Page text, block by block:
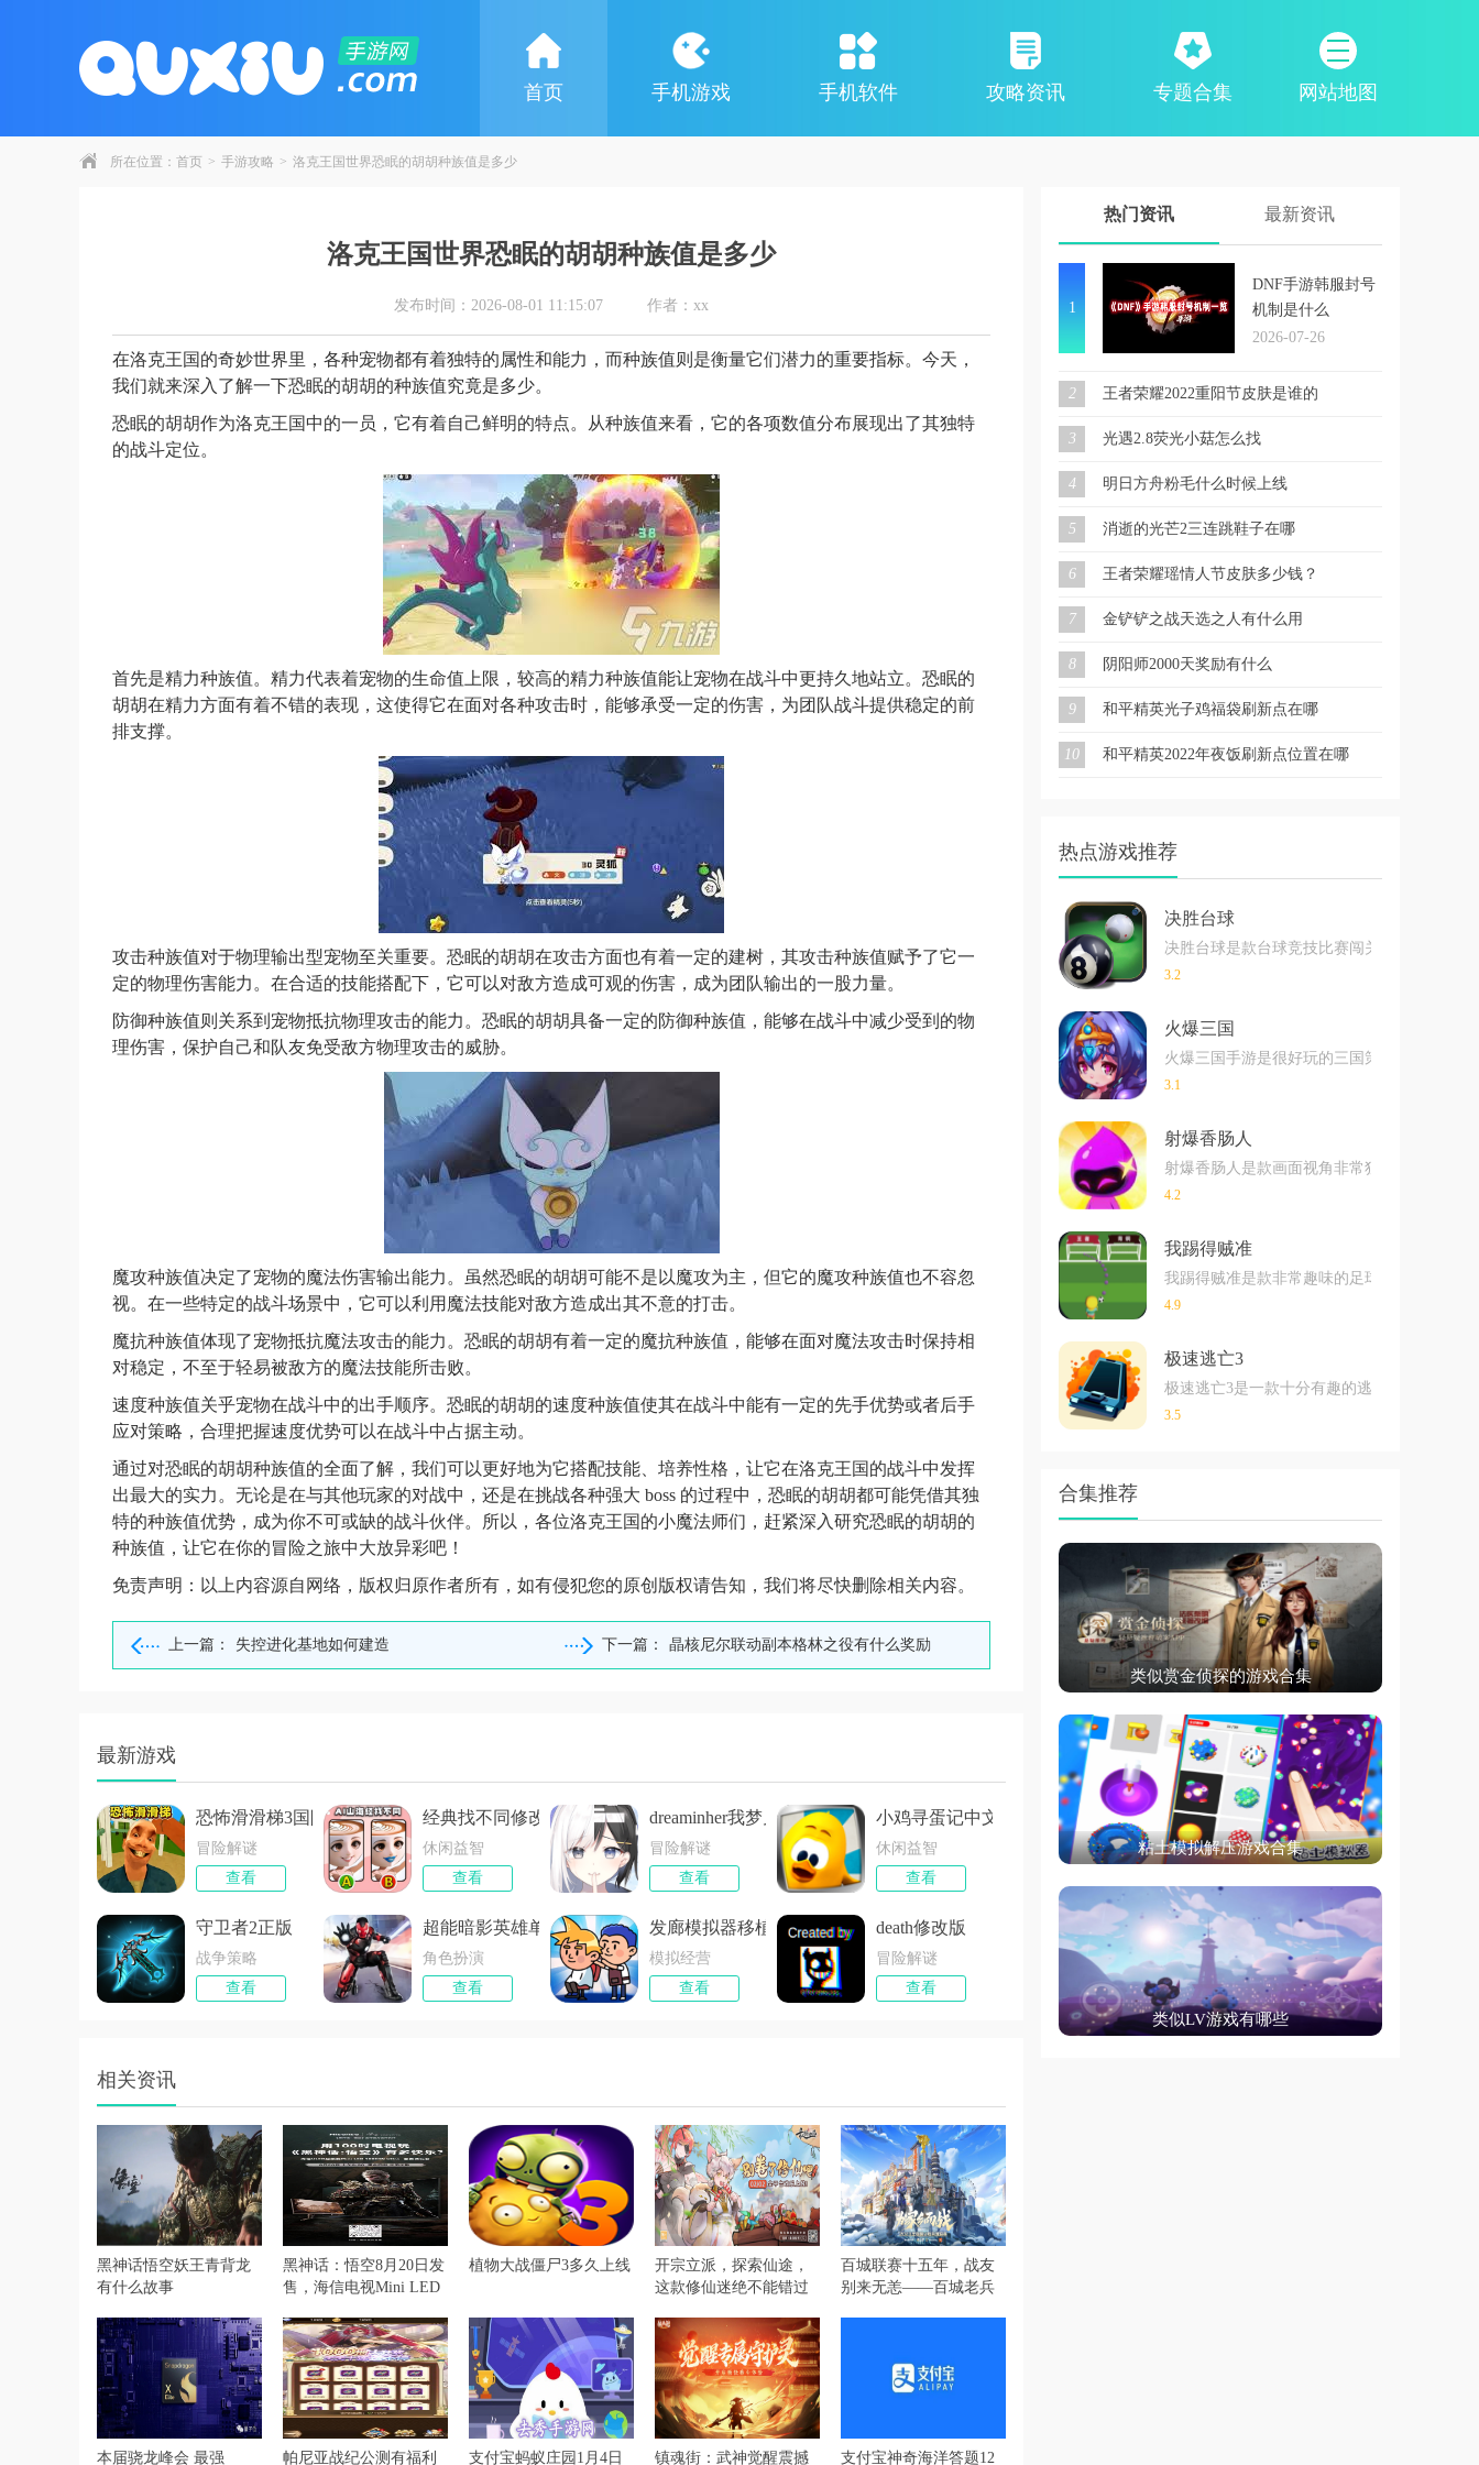
网站地图
首页 手机游戏 手机软件 攻略资讯 专题合集
所在位置： 首页 > 手游攻略 > 洛克王国世界恐眠的胡胡种族值是多少
洛克王国世界恐眠的胡胡种族值是多少
发布时间：2026-08-01 11:15:07 作者：xx
在洛克王国的奇妙世界里，各种宠物都有着独特的属性和能力，而种族值则是衡量它们潜力的重要指标。今天，
我们就来深入了解一下恐眠的胡胡的种族值究竟是多少。
恐眠的胡胡作为洛克王国中的一员，它有着自己鲜明的特点。从种族值来看，它的各项数值分布展现出了其独特
的战斗定位。
首先是精力种族值。精力代表着宠物的生命值上限，较高的精力种族值能让宠物在战斗中更持久地站立。恐眠的
胡胡在精力方面有着不错的表现，这使得它在面对各种攻击时，能够承受一定的伤害，为团队战斗提供稳定的前
排支撑。
攻击种族值对于物理输出型宠物至关重要。恐眠的胡胡在攻击方面也有着一定的建树，其攻击种族值赋予了它一
定的物理伤害能力。在合适的技能搭配下，它可以对敌方造成可观的伤害，成为团队输出的一股力量。
防御种族值则关系到宠物抵抗物理攻击的能力。恐眠的胡胡具备一定的防御种族值，能够在战斗中减少受到的物
理伤害，保护自己和队友免受敌方物理攻击的威胁。
魔攻种族值决定了宠物的魔法伤害输出能力。虽然恐眠的胡胡可能不是以魔攻为主，但它的魔攻种族值也不容忽
视。在一些特定的战斗场景中，它可以利用魔法技能对敌方造成出其不意的打击。
魔抗种族值体现了宠物抵抗魔法攻击的能力。恐眠的胡胡有着一定的魔抗种族值，能够在面对魔法攻击时保持相
对稳定，不至于轻易被敌方的魔法技能所击败。
速度种族值关乎宠物在战斗中的出手顺序。恐眠的胡胡的速度种族值使其在战斗中能有一定的先手优势或者后手
应对策略，合理把握速度优势可以在战斗中占据主动。
通过对恐眠的胡胡种族值的全面了解，我们可以更好地为它搭配技能、培养性格，让它在洛克王国的战斗中发挥
出最大的实力。无论是在与其他玩家的对战中，还是在挑战各种强大 boss 的过程中，恐眠的胡胡都可能凭借其独
特的种族值优势，成为你不可或缺的战斗伙伴。所以，各位洛克王国的小魔法师们，赶紧深入研究恐眠的胡胡的
种族值，让它在你的冒险之旅中大放异彩吧！
免责声明：以上内容源自网络，版权归原作者所有，如有侵犯您的原创版权请告知，我们将尽快删除相关内容。
上一篇： 失控进化基地如何建造 下一篇： 晶核尼尔联动副本格林之役有什么奖励
最新游戏
恐怖滑滑梯3国际版
冒险解谜
查看
经典找不同修改版
休闲益智
查看
dreaminher我梦见了她离线版
冒险解谜
查看
小鸡寻蛋记中文版
休闲益智
查看
守卫者2正版
战争策略
查看
超能暗影英雄单机版
角色扮演
查看
发廊模拟器移植版
模拟经营
查看
death修改版
冒险解谜
查看
相关资讯
黑神话悟空妖王青背龙
有什么故事
黑神话：悟空8月20日发
售，海信电视Mini LED
植物大战僵尸3多久上线
开宗立派，探索仙途，
这款修仙迷绝不能错过
百城联赛十五年，战友
别来无恙——百城老兵
本届骁龙峰会 最强 帕尼亚战纪公测有福利 支付宝蚂蚁庄园1月4日 镇魂街：武神觉醒震撼 支付宝神奇海洋答题12
热门资讯 最新资讯
1
DNF手游韩服封号
机制是什么
2026-07-26
2 王者荣耀2022重阳节皮肤是谁的
3 光遇2.8荧光小菇怎么找
4 明日方舟粉毛什么时候上线
5 消逝的光芒2三连跳鞋子在哪
6 王者荣耀瑶情人节皮肤多少钱？
7 金铲铲之战天选之人有什么用
8 阴阳师2000天奖励有什么
9 和平精英光子鸡福袋刷新点在哪
10 和平精英2022年夜饭刷新点位置在哪
热点游戏推荐
决胜台球
决胜台球是款台球竞技比赛闯关游戏，游戏
3.2
火爆三国
火爆三国手游是很好玩的三国策略战争手游
3.1
射爆香肠人
射爆香肠人是款画面视角非常独特的休闲闯
4.2
我踢得贼准
我踢得贼准是款非常趣味的足球射门闯关小
4.9
极速逃亡3
极速逃亡3是一款十分有趣的逃脱类游戏，在
3.5
合集推荐
类似赏金侦探的游戏合集
粘土模拟解压游戏合集
类似LV游戏有哪些